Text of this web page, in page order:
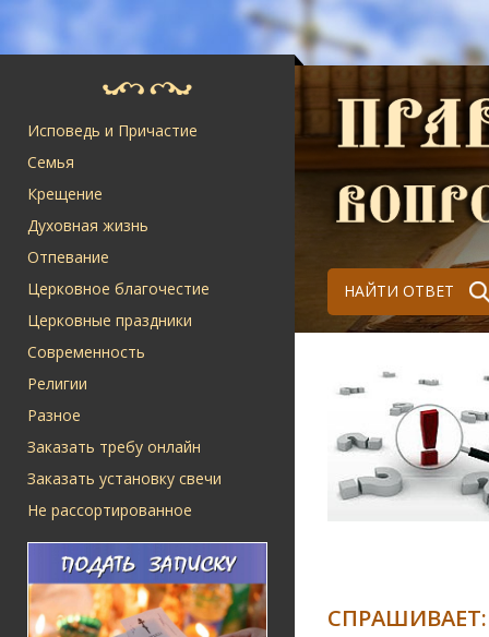
Исповедь и Причастие
Семья
Крещение
Духовная жизнь
Отпевание
Церковное благочестие
Церковные праздники
Современность
Религии
Разное
Заказать требу онлайн
Заказать установку свечи
Не рассортированное
НАЙТИ ОТВЕТ
СПРАШИВАЕТ: